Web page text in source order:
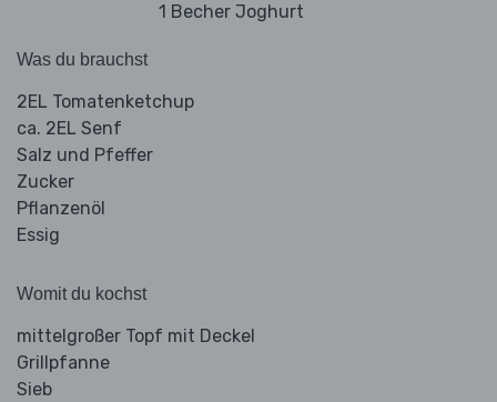
1 Becher Joghurt
Was du brauchst
2EL Tomatenketchup
ca. 2EL Senf
Salz und Pfeffer
Zucker
Pflanzenöl
Essig
Womit du kochst
mittelgroßer Topf mit Deckel
Grillpfanne
Sieb